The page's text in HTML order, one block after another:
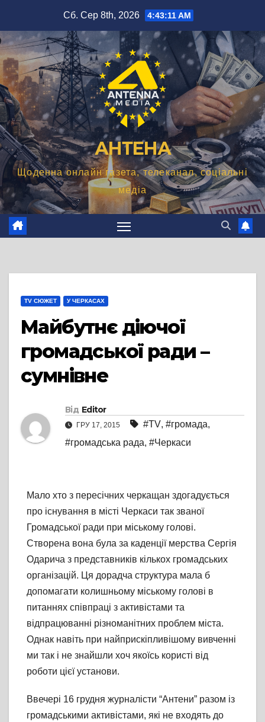
вмісту
Сб. Сер 8th, 2026 4:43:11 AM
АНТЕНА
Щоденна онлайн газета, телеканал, соціальні
медіа
TV СЮЖЕТ У ЧЕРКАСАХ
Майбутнє діючої
громадської ради –
сумнівне
Від Editor
ГРУ 17, 2015 #TV, #громада,
#громадська рада, #Черкаси
Мало хто з пересічних черкащан здогадується
про існування в місті Черкаси так званої
Громадської ради при міському голові.
Створена вона була за каденції мерства Сергія
Одарича з представників кількох громадських
організацій. Ця дорадча структура мала б
допомагати колишньому міському голові в
питаннях співпраці з активістами та
відпрацюванні різноманітних проблем міста.
Однак навіть при найприскіпливішому вивченні
ми так і не знайшли хоч якоїсь користі від
роботи цієї установи.
Ввечері 16 грудня журналісти “Антени” разом із
громадськими активістами, які не входять до